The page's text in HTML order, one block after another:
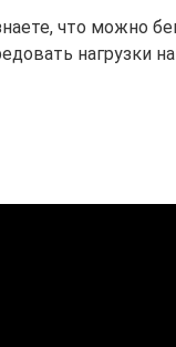
что можно
нагрузки